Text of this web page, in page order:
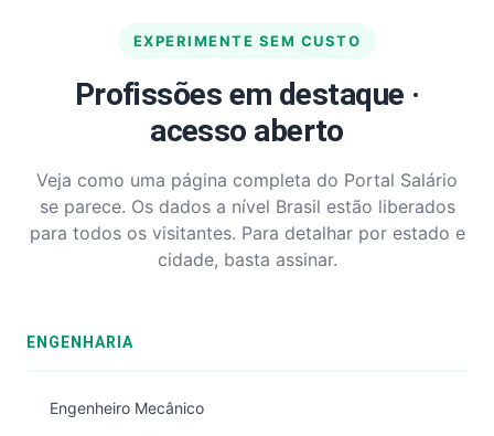
EXPERIMENTE SEM CUSTO
Profissões em destaque ·
acesso aberto
Veja como uma página completa do Portal Salário
se parece. Os dados a nível Brasil estão liberados
para todos os visitantes. Para detalhar por estado e
cidade, basta assinar.
ENGENHARIA
Engenheiro Mecânico